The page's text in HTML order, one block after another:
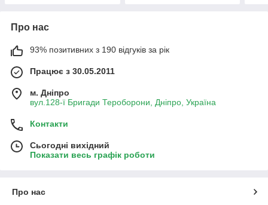
Про нас
93% позитивних з 190 відгуків за рік
Працює з 30.05.2011
м. Дніпро
вул.128-ї Бригади Тероборони, Дніпро, Україна
Контакти
Сьогодні вихідний
Показати весь графік роботи
Про нас